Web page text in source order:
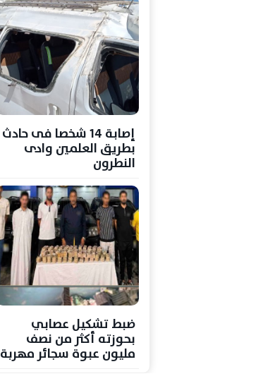
إصابة 14 شخصا فى حادث
بطريق العلمين وادى
النطرون
ضبط تشكيل عصابي
بحوزته أكثر من نصف
مليون عبوة سجائر مهربة